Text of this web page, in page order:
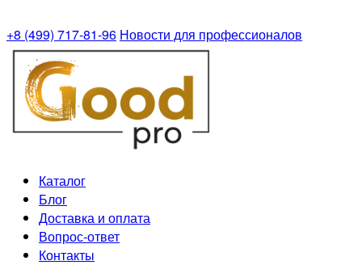
+8 (499) 717-81-96 Новости для профессионалов
Каталог
Блог
Доставка и оплата
Вопрос-ответ
Контакты